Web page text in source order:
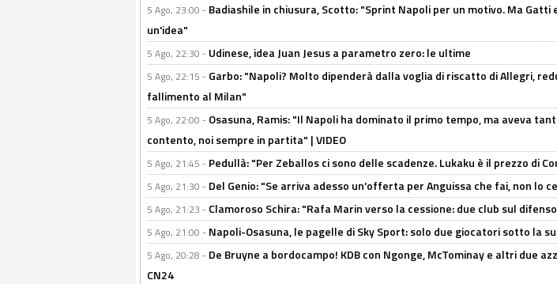
5 Ago, 23:00 - Badiashile in chiusura, Scotto: "Sprint Napoli per un motivo. Ma Gatti
un'idea"
5 Ago, 22:30 - Udinese, idea Juan Jesus a parametro zero: le ultime
5 Ago, 22:15 - Garbo: "Napoli? Molto dipenderà dalla voglia di riscatto di Allegri,
fallimento al Milan"
5 Ago, 22:00 - Osasuna, Ramis: "Il Napoli ha dominato il primo tempo, ma aveva
contento, noi sempre in partita" | VIDEO
5 Ago, 21:45 - Pedullà: "Per Zeballos ci sono delle scadenze. Lukaku è il prezzo di
5 Ago, 21:30 - Del Genio: "Se arriva adesso un'offerta per Anguissa che fai, non lo
5 Ago, 21:23 - Clamoroso Schira: "Rafa Marin verso la cessione: due club sul
5 Ago, 21:00 - Napoli-Osasuna, le pagelle di Sky Sport: solo due giocatori sotto la
5 Ago, 20:28 - De Bruyne a bordocampo! KDB con Ngonge, McTominay e altri due
CN24